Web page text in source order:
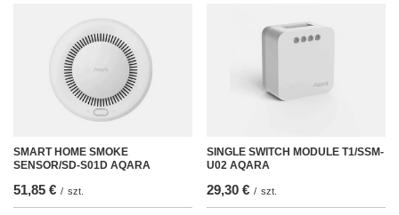
SMART HOME SMOKE
SENSOR/SD-S01D AQARA
51,85 € / szt.
SINGLE SWITCH MODULE T1/SSM-
U02 AQARA
29,30 € / szt.